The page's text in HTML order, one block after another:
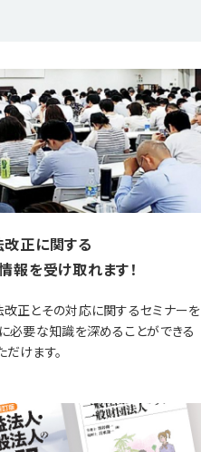
正に関する
報を受け取れます！
正とその対応に関するセミナーを
必要な知識を深めることができる
けます。